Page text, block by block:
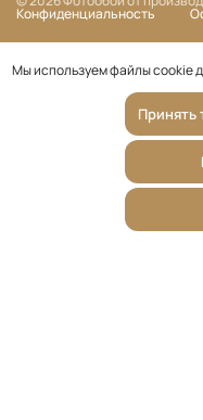
Конфиденциальность
Мы используем файлы cookie
Принять